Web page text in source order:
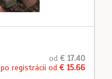
od € 17.40
po registrácii od € 15.66